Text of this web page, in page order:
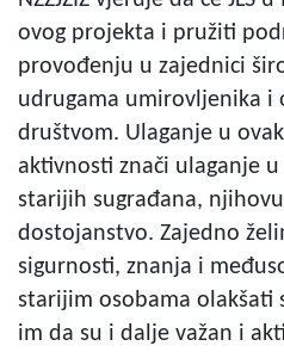
ovog projekta i pružiti
provođenju u zajednici
udrugama umirovljenika i
društvom. Ulaganje u
aktivnosti znači ulaganje
starijih sugrađana,
dostojanstvo. Zajedno
sigurnosti, znanja i
starijim osobama olakšati
im da su i dalje važan i